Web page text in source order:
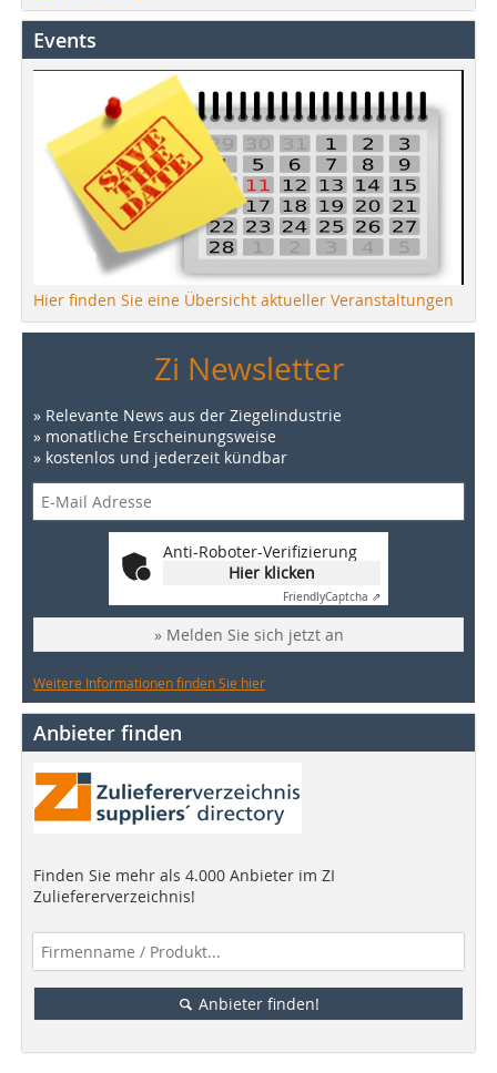
Events
Hier finden Sie eine Übersicht aktueller Veranstaltungen
Zi Newsletter
» Relevante News aus der Ziegelindustrie
» monatliche Erscheinungsweise
» kostenlos und jederzeit kündbar
Anti-Roboter-Verifizierung
Hier klicken
FriendlyCaptcha ⇗
» Melden Sie sich jetzt an
Weitere Informationen finden Sie hier
Anbieter finden
Finden Sie mehr als 4.000 Anbieter im ZI
Zuliefererverzeichnis!
Anbieter finden!